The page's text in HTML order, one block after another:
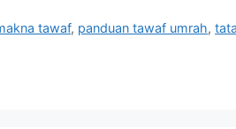
tawaf, panduan tawaf umrah,